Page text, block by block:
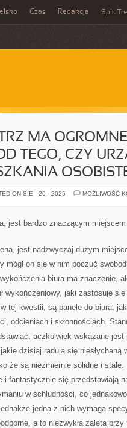
Czas Redakcja Spis
MA
TEGO, CZY
ON SIE - 20 - 2025
MOŻLIWOŚĆ
jest bardzo znaczącym miejscem
jest nadzwyczaj dużym
mógł on się w nim poczuć
biura ma znaczenie,
wykończeniowy, jaki zastosuje
tej kwestii, są panele do biura,
odcieniach i skłonnościach.
aczkolwiek wskazane
dzisiaj radują się niesłychaną
że są niezmiernie solidne i
i fantastycznie się przedstawiają
w schludności, co
jedna z nich wymaga
a to niezwykła zaleta